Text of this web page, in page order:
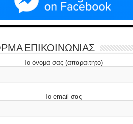
ΕΠΙΚΟΙΝΩΝΙΑΣ
Το όνομά σας (απαραίτητο)
Το email σας